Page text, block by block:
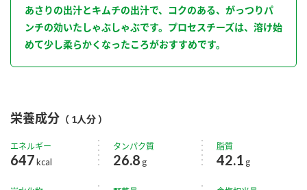
あさりの出汁とキムチの出汁で、コクのある、がっつりパ
ンチの効いたしゃぶしゃぶです。プロセスチーズは、溶け始
めて少し柔らかくなったころがおすすめです。
栄養成分 （ 1人分 ）
エネルギー
647kcal
タンパク質
26.8 g
脂質
42.1 g